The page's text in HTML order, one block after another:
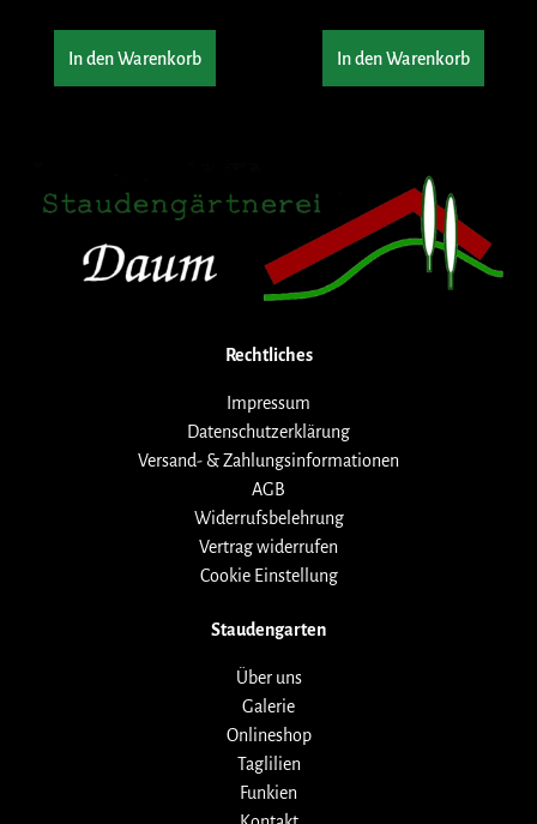
In den Warenkorb In den Warenkorb
Rechtliches
Impressum
Datenschutzerklärung
Versand- & Zahlungsinformationen
AGB
Widerrufsbelehrung
Vertrag widerrufen
Cookie Einstellung
Staudengarten
Über uns
Galerie
Onlineshop
Taglilien
Funkien